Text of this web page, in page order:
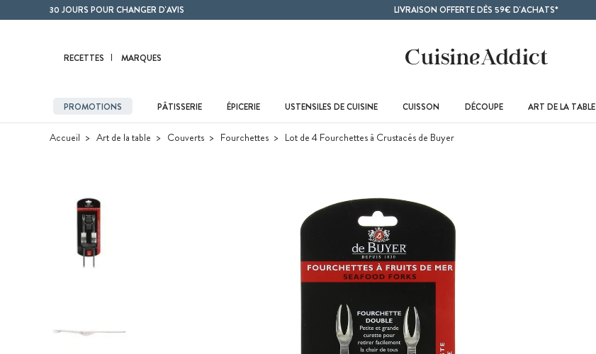
Contenu principal30 JOURS POUR CHANGER D'AVIS LIVRAISON OFFERTE DÈS 59€ D'ACHATS*
RECETTES MARQUES
PROMOTIONS PÂTISSERIE ÉPICERIE USTENSILES DE CUISINE CUISSON DÉCOUPE ART DE LA TABLE
Accueil Art de la table Couverts Fourchettes Lot de 4 Fourchettes à Crustacés de Buyer